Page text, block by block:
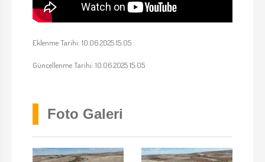
Eklenme Tarihi: 10.06.2025 15:05
Güncellenme Tarihi: 10.06.2025 15:05
Foto Galeri